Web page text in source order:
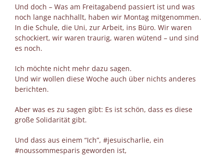
Und doch – Was am Freitagabend passiert ist und was
noch lange nachhallt, haben wir Montag mitgenommen.
In die Schule, die Uni, zur Arbeit, ins Büro. Wir waren
schockiert, wir waren traurig, waren wütend – und sind
es noch.
Ich möchte nicht mehr dazu sagen.
Und wir wollen diese Woche auch über nichts anderes
berichten.
Aber was es zu sagen gibt: Es ist schön, dass es diese
große Solidarität gibt.
Und dass aus einem “Ich”, #jesuischarlie, ein
#noussommesparis geworden ist,